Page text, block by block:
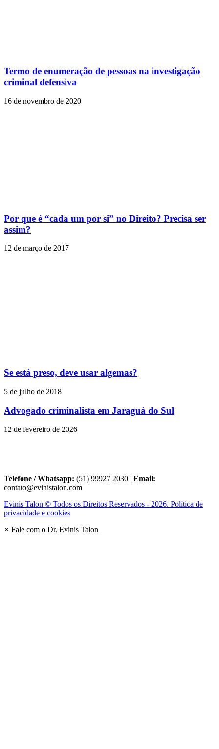
Termo de enumeração de pessoas na investigação
criminal defensiva
16 de novembro de 2020
Por que é “cada um por si” no Direito? Precisa ser
assim?
12 de março de 2017
Se está preso, deve usar algemas?
5 de julho de 2018
Advogado criminalista em Jaraguá do Sul
12 de fevereiro de 2026
Telefone / Whatsapp: (51) 99927 2030 | Email:
contato@evinistalon.com
Evinis Talon © Todos os Direitos Reservados - 2026. Política de
privacidade e cookies
× Fale com o Dr. Evinis Talon